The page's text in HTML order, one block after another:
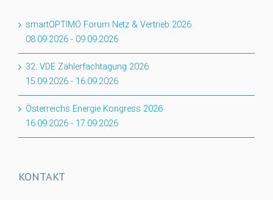
smartOPTIMO Forum Netz & Vertrieb 2026
08.09.2026 - 09.09.2026
32. VDE Zählerfachtagung 2026
15.09.2026 - 16.09.2026
Österreichs Energie Kongress 2026
16.09.2026 - 17.09.2026
KONTAKT